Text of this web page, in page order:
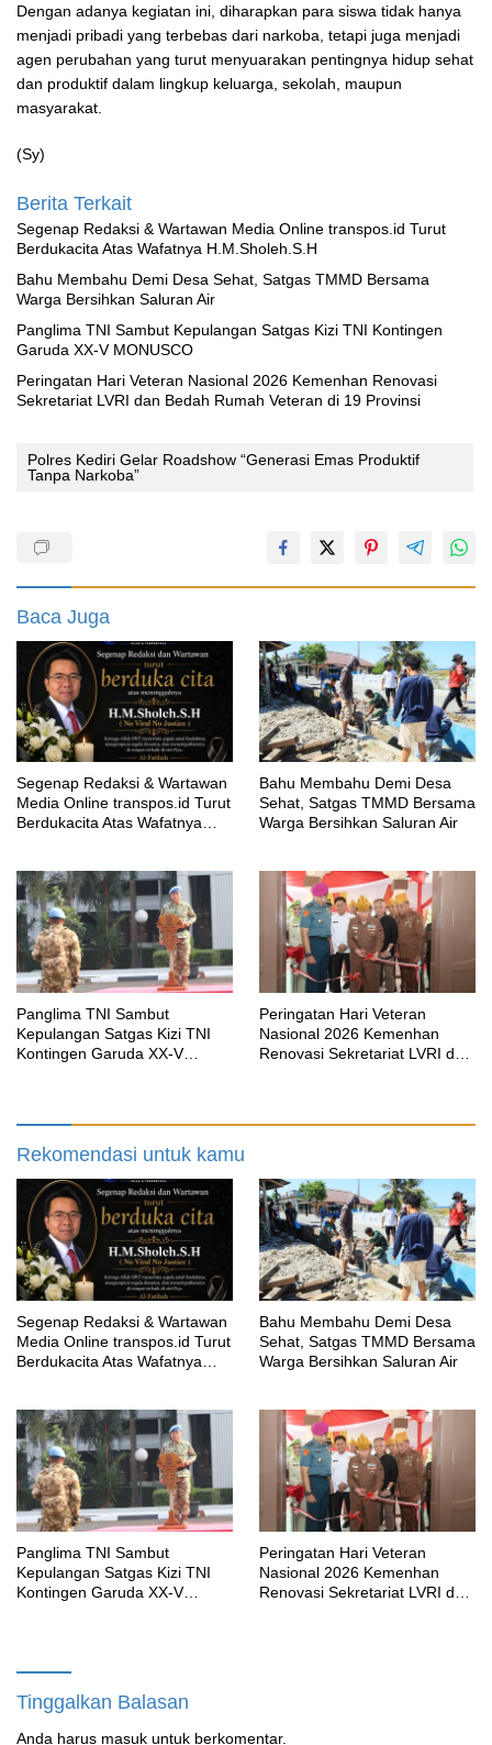
Dengan adanya kegiatan ini, diharapkan para siswa tidak hanya
menjadi pribadi yang terbebas dari narkoba, tetapi juga menjadi
agen perubahan yang turut menyuarakan pentingnya hidup sehat
dan produktif dalam lingkup keluarga, sekolah, maupun
masyarakat.
(Sy)
Berita Terkait
Segenap Redaksi & Wartawan Media Online transpos.id Turut
Berdukacita Atas Wafatnya H.M.Sholeh.S.H
Bahu Membahu Demi Desa Sehat, Satgas TMMD Bersama
Warga Bersihkan Saluran Air
Panglima TNI Sambut Kepulangan Satgas Kizi TNI Kontingen
Garuda XX-V MONUSCO
Peringatan Hari Veteran Nasional 2026 Kemenhan Renovasi
Sekretariat LVRI dan Bedah Rumah Veteran di 19 Provinsi
Polres Kediri Gelar Roadshow “Generasi Emas Produktif
Tanpa Narkoba”
Baca Juga
Segenap Redaksi & Wartawan
Media Online transpos.id Turut
Berdukacita Atas Wafatnya
Bahu Membahu Demi Desa
Sehat, Satgas TMMD Bersama
Warga Bersihkan Saluran Air
Panglima TNI Sambut
Kepulangan Satgas Kizi TNI
Kontingen Garuda XX-V
Peringatan Hari Veteran
Nasional 2026 Kemenhan
Renovasi Sekretariat LVRI dan
Rekomendasi untuk kamu
Segenap Redaksi & Wartawan
Media Online transpos.id Turut
Berdukacita Atas Wafatnya
Bahu Membahu Demi Desa
Sehat, Satgas TMMD Bersama
Warga Bersihkan Saluran Air
Panglima TNI Sambut
Kepulangan Satgas Kizi TNI
Kontingen Garuda XX-V
Peringatan Hari Veteran
Nasional 2026 Kemenhan
Renovasi Sekretariat LVRI dan
Tinggalkan Balasan
Anda harus masuk untuk berkomentar.